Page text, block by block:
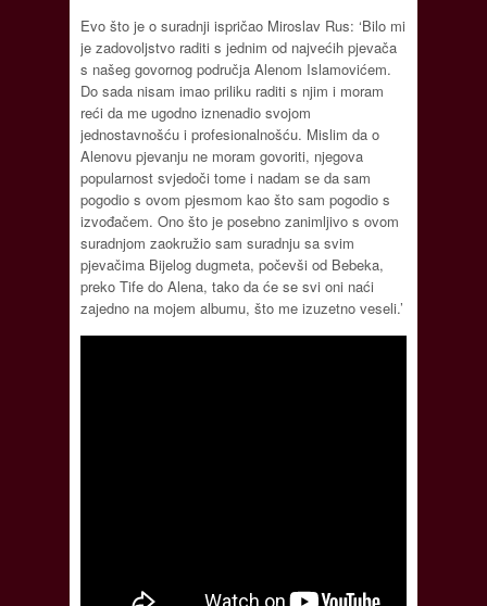
Evo što je o suradnji ispričao Miroslav Rus: ‘Bilo mi
je zadovoljstvo raditi s jednim od najvećih pjevača
s našeg govornog područja Alenom Islamovićem.
Do sada nisam imao priliku raditi s njim i moram
reći da me ugodno iznenadio svojom
jednostavnošću i profesionalnošću. Mislim da o
Alenovu pjevanju ne moram govoriti, njegova
popularnost svjedoči tome i nadam se da sam
pogodio s ovom pjesmom kao što sam pogodio s
izvođačem. Ono što je posebno zanimljivo s ovom
suradnjom zaokružio sam suradnju sa svim
pjevačima Bijelog dugmeta, počevši od Bebeka,
preko Tife do Alena, tako da će se svi oni naći
zajedno na mojem albumu, što me izuzetno veseli.’